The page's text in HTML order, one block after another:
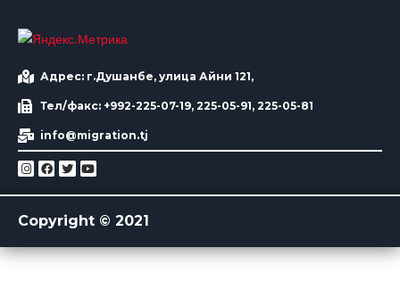
Адрес: г.Душанбе, улица Айни 121,
Тел/факс: +992-225-07-19, 225-05-91, 225-05-81
info@migration.tj
Copyright © 2021